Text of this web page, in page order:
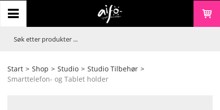
Start > Shop > Studio > Studio Tilbehør >
Smarttelefon- og Tablet holder